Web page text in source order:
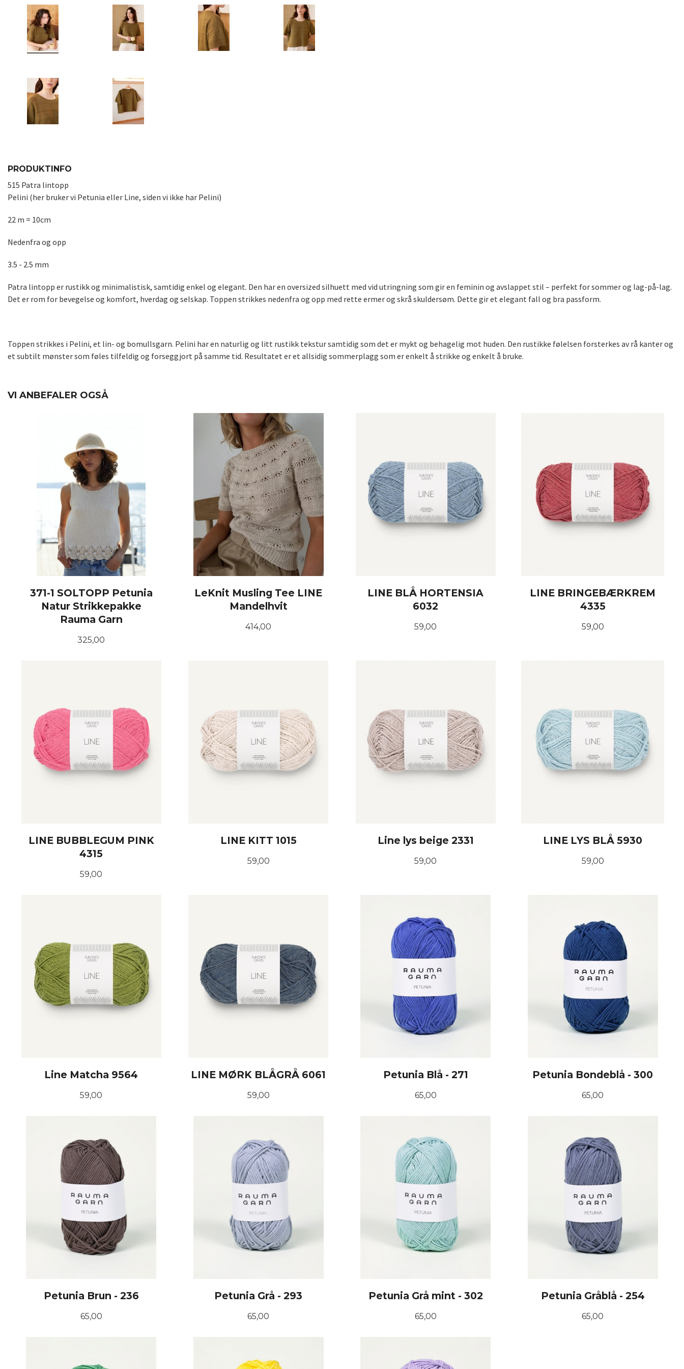
PRODUKTINFO
515 Patra lintopp
Pelini (her bruker vi Petunia eller Line, siden vi ikke har Pelini)
22 m = 10cm
Nedenfra og opp
3.5 - 2.5 mm
Patra lintopp er rustikk og minimalistisk, samtidig enkel og elegant. Den har en oversized silhuett med vid utringning som gir en feminin og avslappet stil – perfekt for sommer og lag-på-lag.
Det er rom for bevegelse og komfort, hverdag og selskap. Toppen strikkes nedenfra og opp med rette ermer og skrå skuldersøm. Dette gir et elegant fall og bra passform.
Toppen strikkes i Pelini, et lin- og bomullsgarn. Pelini har en naturlig og litt rustikk tekstur samtidig som det er mykt og behagelig mot huden. Den rustikke følelsen forsterkes av rå kanter og
et subtilt mønster som føles tilfeldig og forseggjort på samme tid. Resultatet er et allsidig sommerplagg som er enkelt å strikke og enkelt å bruke.
VI ANBEFALER OGSÅ
371-1 SOLTOPP Petunia
Natur Strikkepakke
Rauma Garn
Pris
325,00
LeKnit Musling Tee LINE
Mandelhvit
Pris
414,00
LINE BLÅ HORTENSIA
6032
Pris
59,00
LINE BRINGEBÆRKREM
4335
Pris
59,00
LINE BUBBLEGUM PINK
4315
Pris
59,00
LINE KITT 1015
Pris
59,00
Line lys beige 2331
Pris
59,00
LINE LYS BLÅ 5930
Pris
59,00
Line Matcha 9564
Pris
59,00
LINE MØRK BLÅGRÅ 6061
Pris
59,00
Petunia Blå - 271
Pris
65,00
Petunia Bondeblå - 300
Pris
65,00
Petunia Brun - 236
Pris
65,00
Petunia Grå - 293
Pris
65,00
Petunia Grå mint - 302
Pris
65,00
Petunia Gråblå - 254
Pris
65,00